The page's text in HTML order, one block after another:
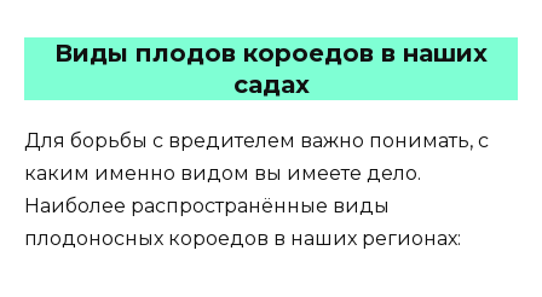
Виды плодов короедов в наших
садах
Для борьбы с вредителем важно понимать, с
каким именно видом вы имеете дело.
Наиболее распространённые виды
плодоносных короедов в наших регионах: